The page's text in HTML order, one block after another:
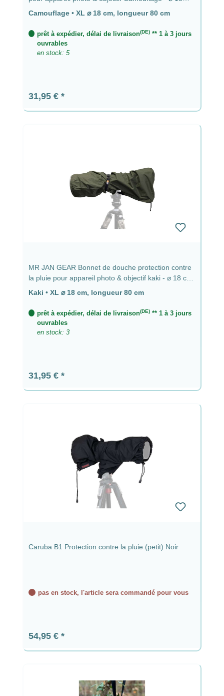
cm, longueur 80 cm
Camouflage • XL ⌀ 18 cm, longueur 80 cm
prêt à expédier, délai de livraison(DE)** 1 à 3 jours
ouvrables
en stock: 5
Prix régulier :
31,95 €
MR JAN GEAR Bonnet de douche protection contre
la pluie pour appareil photo & objectif kaki - ⌀ 18 cm,
longueur 80 cm
Kaki • XL ⌀ 18 cm, longueur 80 cm
prêt à expédier, délai de livraison(DE)** 1 à 3 jours
ouvrables
en stock: 3
Prix régulier :
31,95 €
Caruba B1 Protection contre la pluie (petit) Noir
pas en stock, l'article sera commandé pour vous
Prix régulier :
54,95 €